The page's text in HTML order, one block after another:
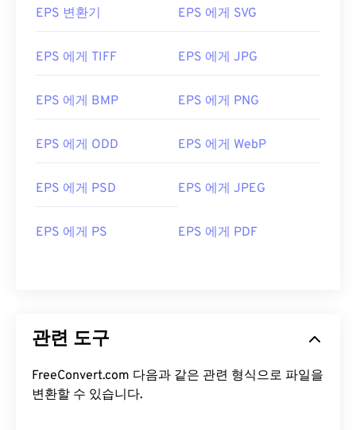
EPS 변환기 EPS 에게 SVG
EPS 에게 TIFF EPS 에게 JPG
EPS 에게 BMP EPS 에게 PNG
EPS 에게 ODD EPS 에게 WebP
EPS 에게 PSD EPS 에게 JPEG
EPS 에게 PS EPS 에게 PDF
관련 도구
FreeConvert.com 다음과 같은 관련 형식으로 파일을
변환할 수 있습니다.